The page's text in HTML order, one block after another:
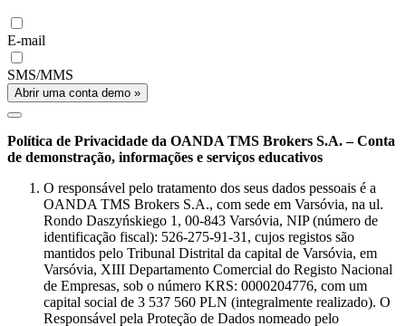
E-mail
SMS/MMS
Abrir uma conta demo »
Política de Privacidade da OANDA TMS Brokers S.A. – Conta
de demonstração, informações e serviços educativos
O responsável pelo tratamento dos seus dados pessoais é a
OANDA TMS Brokers S.A., com sede em Varsóvia, na ul.
Rondo Daszyńskiego 1, 00-843 Varsóvia, NIP (número de
identificação fiscal): 526-275-91-31, cujos registos são
mantidos pelo Tribunal Distrital da capital de Varsóvia, em
Varsóvia, XIII Departamento Comercial do Registo Nacional
de Empresas, sob o número KRS: 0000204776, com um
capital social de 3 537 560 PLN (integralmente realizado). O
Responsável pela Proteção de Dados nomeado pelo